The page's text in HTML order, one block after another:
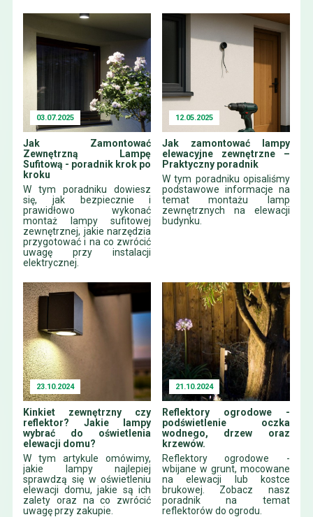
03.07.2025
Jak Zamontować
Zewnętrzną Lampę
Sufitową - poradnik krok po
kroku
W tym poradniku dowiesz
się, jak bezpiecznie i
prawidłowo wykonać
montaż lampy sufitowej
zewnętrznej, jakie narzędzia
przygotować i na co zwrócić
uwagę przy instalacji
elektrycznej.
12.05.2025
Jak zamontować lampy
elewacyjne zewnętrzne –
Praktyczny poradnik
W tym poradniku opisaliśmy
podstawowe informacje na
temat montażu lamp
zewnętrznych na elewacji
budynku.
23.10.2024
Kinkiet zewnętrzny czy
reflektor? Jakie lampy
wybrać do oświetlenia
elewacji domu?
W tym artykule omówimy,
jakie lampy najlepiej
sprawdzą się w oświetleniu
elewacji domu, jakie są ich
zalety oraz na co zwrócić
uwagę przy zakupie.
21.10.2024
Reflektory ogrodowe -
podświetlenie oczka
wodnego, drzew oraz
krzewów.
Reflektory ogrodowe -
wbijane w grunt, mocowane
na elewacji lub kostce
brukowej. Zobacz nasz
poradnik na temat
reflektorów do ogrodu.